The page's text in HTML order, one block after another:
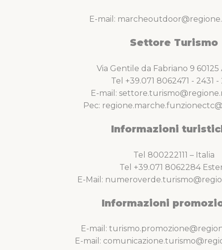
E-mail:
Settore Turismo
Via Gentile da Fabriano 9
Tel +39.071 8062471 - 2431 -
E-mail:
Pec:
Informazioni
Tel 800222111 – Italia
Tel +39.071 8062284
E-Mail:
Informazioni
E-mail:
E-mail: